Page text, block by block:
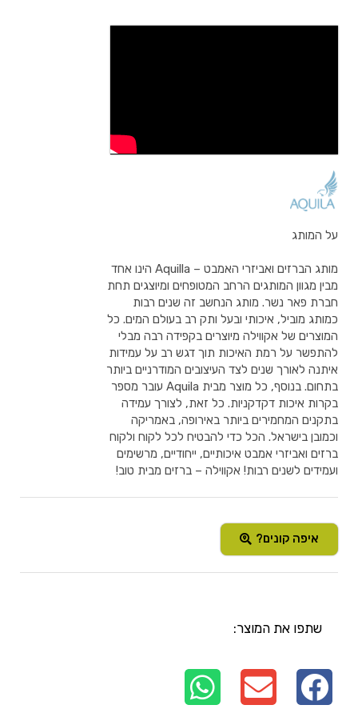
על המותג
מותג הברזים ואביזרי האמבט – Aquilla הינו אחד
מבין מגוון המותגים הרחב המטופחים ומיוצגים תחת
חברת פאר נשר. מותג הנחשב זה שנים רבות
כמותג מוביל, איכותי ובעל ותק רב בעולם המים. כל
המוצרים של אקווילה מיוצרים בקפידה רבה מבלי
להתפשר על רמת האיכות תוך דגש רב על עמידות
איתנה לאורך שנים לצד העיצובים המודרניים ביותר
בתחום. בנוסף, כל מוצר מבית Aquila עובר מספר
בקרות איכות דקדקניות. כל זאת, לצורך עמידה
בתקנים המחמירים ביותר באירופה, באמריקה
וכמובן בישראל. הכל כדי להבטיח לכל לקוח ולקוח
ברזים ואביזרי אמבט איכותיים, ייחודיים, מרשימים
ועמידים לשנים רבות! אקווילה – ברזים מבית טוב!
איפה קונים?
שתפו את המוצר: